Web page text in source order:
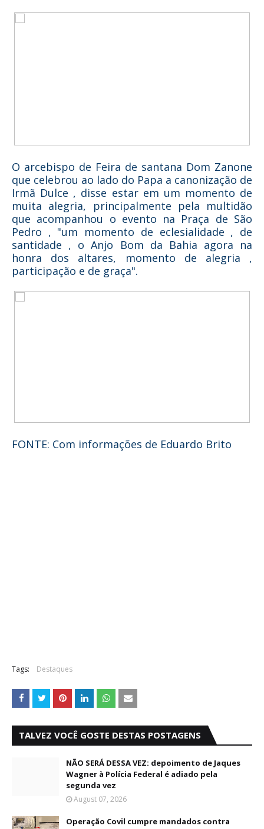
O arcebispo de Feira de santana Dom Zanone
que celebrou ao lado do Papa a canonização de
Irmã Dulce , disse estar em um momento de
muita alegria, principalmente pela multidão
que acompanhou o evento na Praça de São
Pedro , "um momento de eclesialidade , de
santidade , o Anjo Bom da Bahia agora na
honra dos altares, momento de alegria ,
participação e de graça".
FONTE: Com informações de Eduardo Brito
Tags: Destaques
TALVEZ VOCÊ GOSTE DESTAS POSTAGENS
NÃO SERÁ DESSA VEZ: depoimento de Jaques
Wagner à Polícia Federal é adiado pela
segunda vez
August 07, 2026
Operação Covil cumpre mandados contra